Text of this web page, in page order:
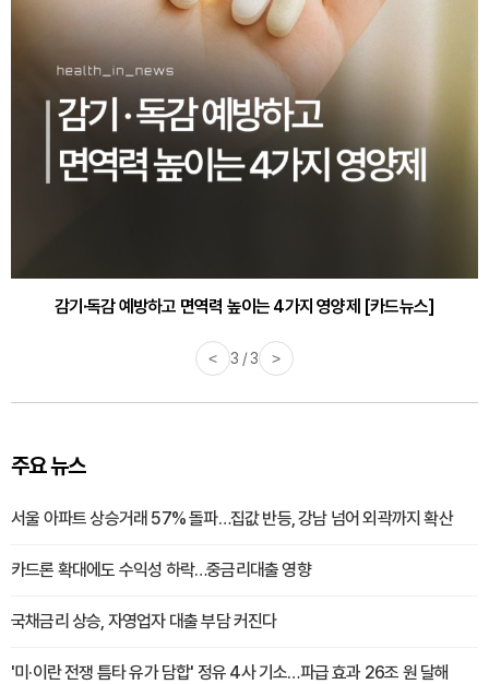
감기·독감 예방하고 면역력 높이는 4가지 영양제 [카드뉴스]
< 3 / 3 >
주요 뉴스
서울 아파트 상승거래 57% 돌파…집값 반등, 강남 넘어 외곽까지 확산
카드론 확대에도 수익성 하락…중금리대출 영향
국채금리 상승, 자영업자 대출 부담 커진다
'미·이란 전쟁 틈타 유가 담합' 정유 4사 기소…파급 효과 26조 원 달해